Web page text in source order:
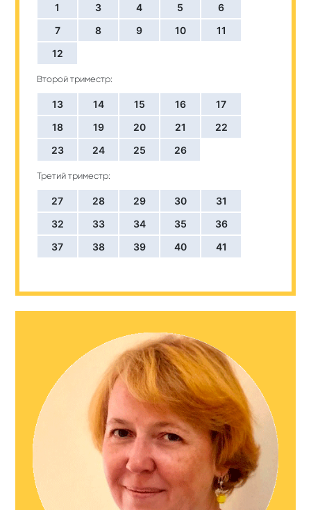
1 3 4 5
6
7
8 9 10
11
12
Второй триместр:
13 14 15 16
17
18
19 20 21
22
23
24 25 26
Третий триместр:
27 28 29 30
31
32
33 34 35
36
37
38 39 40 41